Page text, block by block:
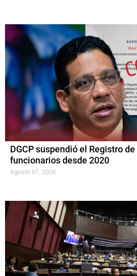
DGCP suspendió el Registro
funcionarios desde 2020
Agosto 07, 2026